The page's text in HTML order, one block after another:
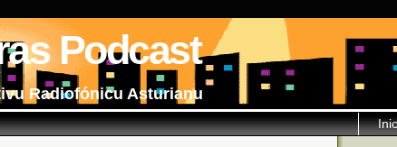
Podcast
Radiofónicu Asturianu